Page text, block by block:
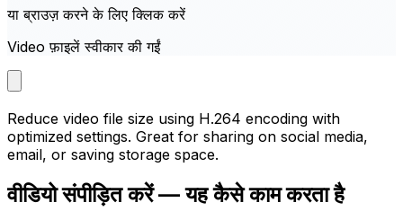
या ब्राउज़ करने के लिए क्लिक करें
Video फ़ाइलें स्वीकार की गईं
Reduce video file size using H.264 encoding with
optimized settings. Great for sharing on social media,
email, or saving storage space.
वीडियो संपीड़ित करें — यह कैसे काम करता है